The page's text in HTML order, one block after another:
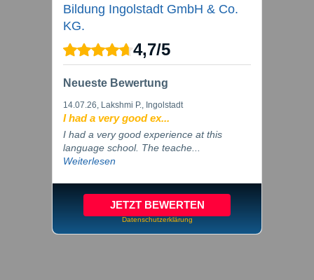
Bildung Ingolstadt GmbH & Co.
KG.
4,7/5
Neueste Bewertung
14.07.26, Lakshmi P., Ingolstadt
I had a very good ex...
I had a very good experience at this
language school. The teache...
Weiterlesen
JETZT BEWERTEN
Datenschutzerklärung